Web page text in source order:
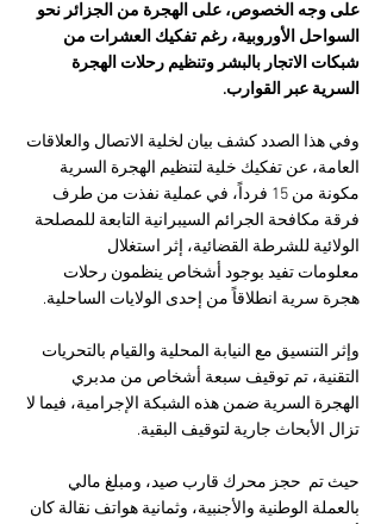
على وجه الخصوص، على الهجرة من الجزائر نحو
السواحل الأوروبية، رغم تفكيك العشرات من
شبكات الاتجار بالبشر وتنظيم رحلات الهجرة
السرية عبر القوارب.
وفي هذا الصدد كشف بيان لخلية الاتصال والعلاقات
العامة، عن تفكيك خلية لتنظيم الهجرة السرية
مكونة من 15 فرداً، في عملية نفذت من طرف
فرقة مكافحة الجرائم السيبرانية التابعة للمصلحة
الولائية للشرطة القضائية، إثر استغلال
معلومات تفيد بوجود أشخاص ينظمون رحلات
هجرة سرية انطلاقاً من إحدى الولايات الساحلية.
وإثر التنسيق مع النيابة المحلية والقيام بالتحريات
التقنية، تم توقيف سبعة أشخاص من مدبري
الهجرة السرية ضمن هذه الشبكة الإجرامية، فيما لا
تزال الأبحاث جارية لتوقيف البقية.
حيث تم  حجز محرك قارب صيد، ومبلغ مالي
بالعملة الوطنية والأجنبية، وثمانية هواتف نقالة كان